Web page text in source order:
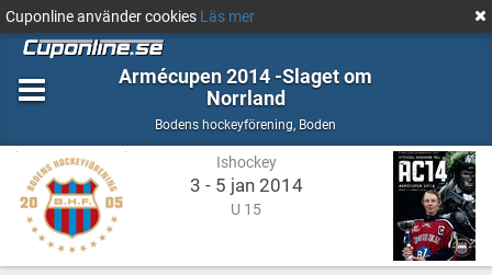
Cuponline använder cookies Läs mer
Armécupen 2014 -Slaget om
Norrland
Bodens hockeyförening, Ishockey
Boden
Ishockey
3 - 5 jan 2014
U 15